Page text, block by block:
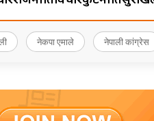
नेकपा एमाले नेपाली कांग्रेस